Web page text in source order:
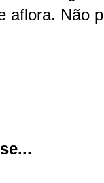
aflora. Não